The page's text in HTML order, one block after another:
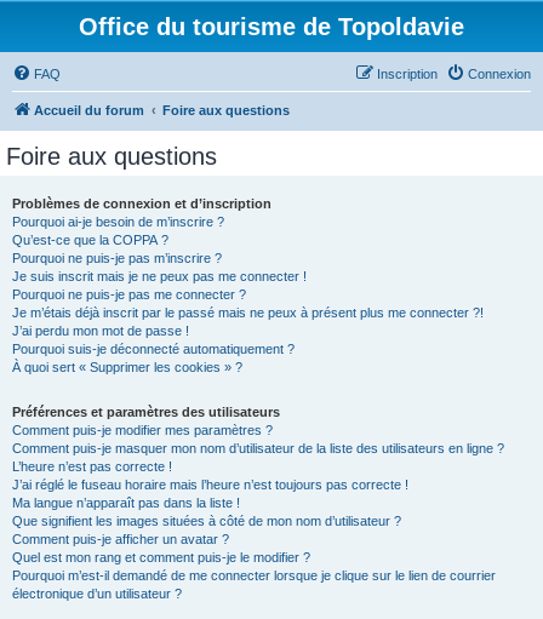
Office du tourisme de Topoldavie
FAQ Connexion
Inscription
Accueil du forum Foire aux questions
Foire aux questions
Problèmes de connexion et d’inscription
Pourquoi ai-je besoin de m’inscrire ?
Qu’est-ce que la COPPA ?
Pourquoi ne puis-je pas m’inscrire ?
Je suis inscrit mais je ne peux pas me connecter !
Pourquoi ne puis-je pas me connecter ?
Je m’étais déjà inscrit par le passé mais ne peux à présent plus me connecter ?!
J’ai perdu mon mot de passe !
Pourquoi suis-je déconnecté automatiquement ?
À quoi sert « Supprimer les cookies » ?
Préférences et paramètres des utilisateurs
Comment puis-je modifier mes paramètres ?
Comment puis-je masquer mon nom d’utilisateur de la liste des utilisateurs en ligne ?
L’heure n’est pas correcte !
J’ai réglé le fuseau horaire mais l’heure n’est toujours pas correcte !
Ma langue n’apparaît pas dans la liste !
Que signifient les images situées à côté de mon nom d’utilisateur ?
Comment puis-je afficher un avatar ?
Quel est mon rang et comment puis-je le modifier ?
Pourquoi m’est-il demandé de me connecter lorsque je clique sur le lien de courrier
électronique d’un utilisateur ?